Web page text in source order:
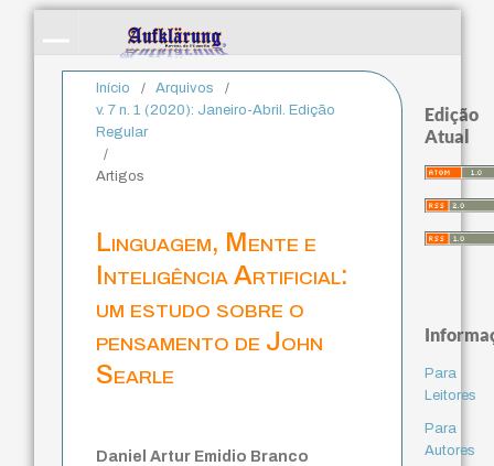
Início / Arquivos
/
v. 7 n. 1 (2020): Janeiro-Abril. Edição
Regular
/
Artigos
Linguagem, Mente e
Inteligência Artificial:
um estudo sobre o
pensamento de John
Searle
Daniel Artur Emidio Branco
Edição
Atual
Para
Leitores
Para
Autores